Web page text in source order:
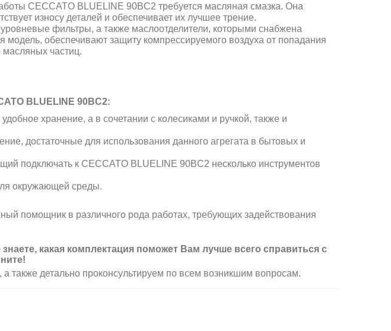
CECCATO BLUELINE 90BC2 требуется масляная смазка. Она
износу деталей и обеспечивает их лучшее трение.
фильтры, а также маслоотделители, которыми снабжена
модель, обеспечивают защиту компрессируемого воздуха от попадания
масляных частиц.
BLUELINE 90BC2:
хранение, а в сочетании с колесиками и ручкой, также и
достаточные для использования данного агрегата в бытовых и
подключать к CECCATO BLUELINE 90BC2 несколько инструментов
окружающей среды.
помощник в различного рода работах, требующих задействования
какая комплектация поможет Вам лучше всего справиться с
детально проконсультируем по всем возникшим вопросам.